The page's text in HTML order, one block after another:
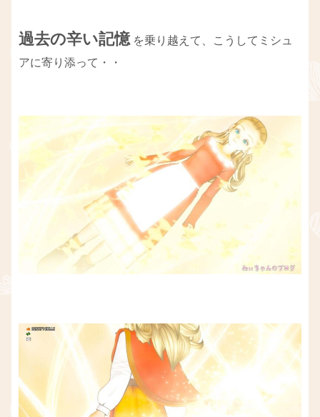
過去の辛い記憶を乗り越えて、こうしてミシュ
アに寄り添って・・